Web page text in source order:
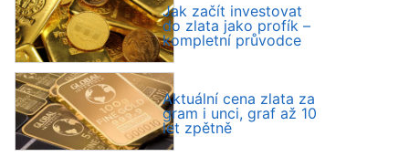
Jak začít investovat
do zlata jako profík –
kompletní průvodce
Aktuální cena zlata za
gram i unci, graf až 10
let zpětně